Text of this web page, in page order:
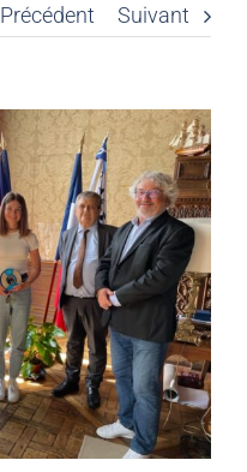
Précédent Suivant